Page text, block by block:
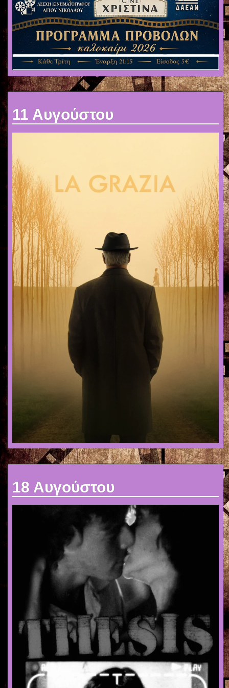
11 Αυγούστου
18 Αυγούστου